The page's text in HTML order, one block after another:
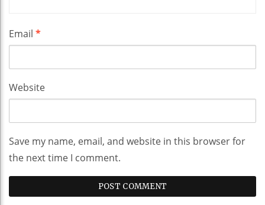
Email *
Website
Save my name, email, and website in this browser for
the next time I comment.